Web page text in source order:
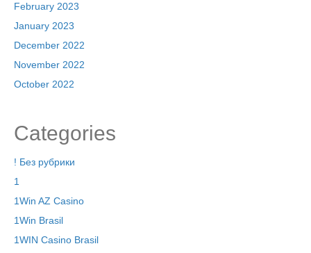
February 2023
January 2023
December 2022
November 2022
October 2022
Categories
! Без рубрики
1
1Win AZ Casino
1Win Brasil
1WIN Casino Brasil